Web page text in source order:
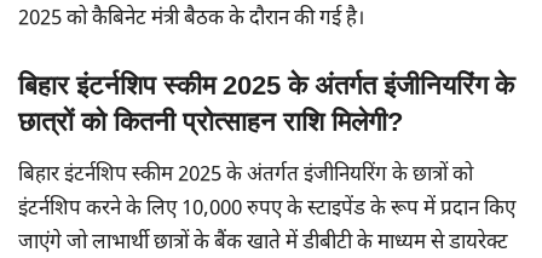
2025 को कैबिनेट मंत्री बैठक के दौरान की गई है।
बिहार इंटर्नशिप स्कीम 2025 के अंतर्गत इंजीनियरिंग के
छात्रों को कितनी प्रोत्साहन राशि मिलेगी?
बिहार इंटर्नशिप स्कीम 2025 के अंतर्गत इंजीनियरिंग के छात्रों को
इंटर्नशिप करने के लिए 10,000 रुपए के स्टाइपेंड के रूप में प्रदान किए
जाएंगे जो लाभार्थी छात्रों के बैंक खाते में डीबीटी के माध्यम से डायरेक्ट